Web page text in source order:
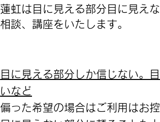
蓮虹は目に見える部分目に見え
相談、講座をいたします。
目に見える部分しか信じない。
いなど
偏った希望の場合はご利用はお控